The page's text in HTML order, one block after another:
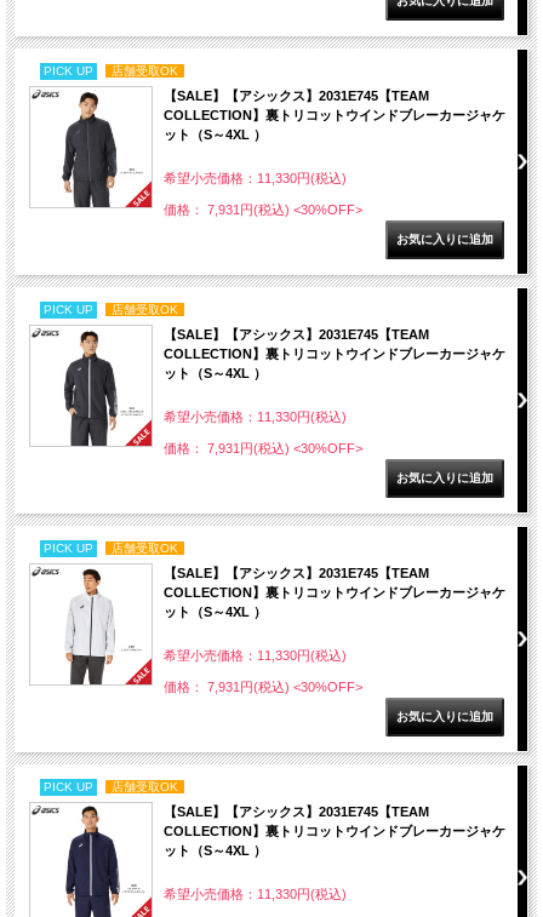
PICK UP 店舗受取OK
【SALE】【アシックス】2031E745【TEAM
COLLECTION】裏トリコットウインドブレーカージャケ
ット（S～4XL ）
希望小売価格：11,330円(税込)
価格： 7,931円(税込) <30%OFF>
PICK UP 店舗受取OK
【SALE】【アシックス】2031E745【TEAM
COLLECTION】裏トリコットウインドブレーカージャケ
ット（S～4XL ）
希望小売価格：11,330円(税込)
価格： 7,931円(税込) <30%OFF>
PICK UP 店舗受取OK
【SALE】【アシックス】2031E745【TEAM
COLLECTION】裏トリコットウインドブレーカージャケ
ット（S～4XL ）
希望小売価格：11,330円(税込)
価格： 7,931円(税込) <30%OFF>
PICK UP 店舗受取OK
【SALE】【アシックス】2031E745【TEAM
COLLECTION】裏トリコットウインドブレーカージャケ
ット（S～4XL ）
希望小売価格：11,330円(税込)